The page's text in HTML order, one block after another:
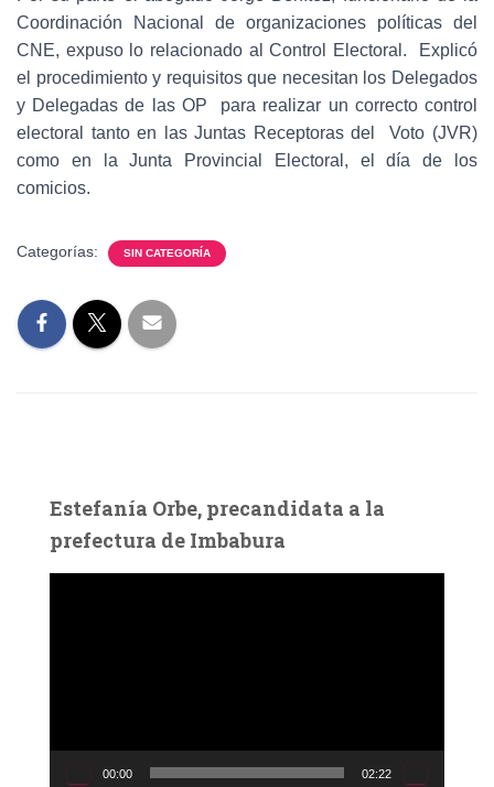
Coordinación Nacional de organizaciones políticas del
CNE, expuso lo relacionado al Control Electoral. Explicó
el procedimiento y requisitos que necesitan los Delegados
y Delegadas de las OP para realizar un correcto control
electoral tanto en las Juntas Receptoras del Voto (JVR)
como en la Junta Provincial Electoral, el día de los
comicios.
Categorías: SIN CATEGORÍA
Estefanía Orbe, precandidata a la
prefectura de Imbabura
c
00:00 02:22